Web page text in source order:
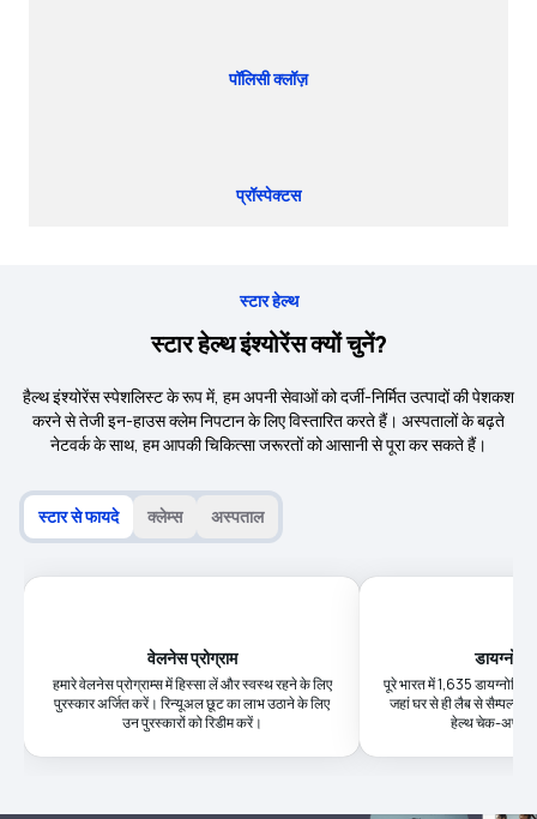
पॉलिसी क्लॉज़
प्रॉस्पेक्टस
स्टार हेल्थ
स्टार हेल्थ इंश्योरेंस क्यों चुनें?
हैल्थ इंश्योरेंस स्पेशलिस्ट के रूप में, हम अपनी सेवाओं को दर्जी-निर्मित उत्पादों की पेशकश
करने से तेजी इन-हाउस क्लेम निपटान के लिए विस्तारित करते हैं। अस्पतालों के बढ़ते
नेटवर्क के साथ, हम आपकी चिकित्सा जरूरतों को आसानी से पूरा कर सकते हैं।
स्टार से फायदे क्लेम्स अस्पताल
वेलनेस प्रोग्राम
हमारे वेलनेस प्रोग्राम्स में हिस्सा लें और स्वस्थ रहने के लिए
पुरस्कार अर्जित करें। रिन्यूअल छूट का लाभ उठाने के लिए
उन पुरस्कारों को रिडीम करें।
पूरे भारत में 1,635
जहां घर से ही लैब से सैम्पल्स
हेल्थ चेक-अप की